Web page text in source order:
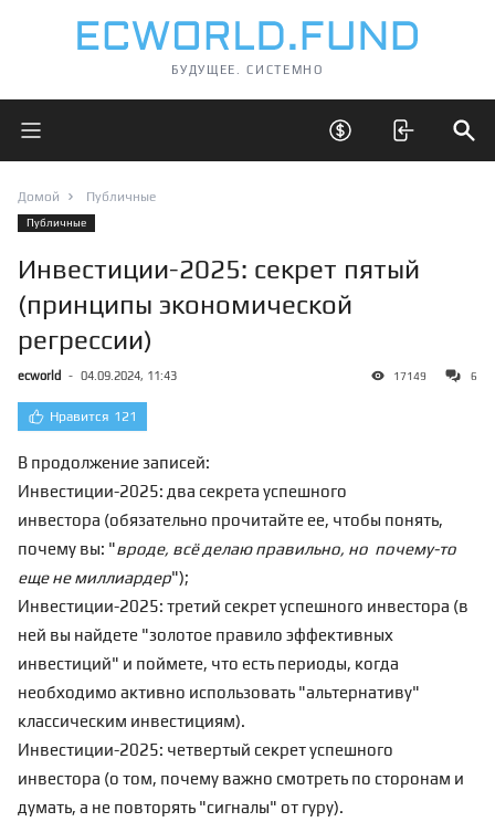
БУДУЩЕЕ. СИСТЕМНО
Открыть главное меню Открыть скрытые
Домой Публичные
Публичные
Инвестиции-2025: секрет пятый
(принципы экономической
регрессии)
ecworld - 04.09.2024, 11:43 17149 6
Нравится 121
В продолжение записей:
Инвестиции-2025: два секрета успешного
инвестора (обязательно прочитайте ее, чтобы понять,
почему вы: "вроде, всё делаю правильно, но почему-то
еще не миллиардер");
Инвестиции-2025: третий секрет успешного инвестора (в
ней вы найдете "золотое правило эффективных
инвестиций" и поймете, что есть периоды, когда
необходимо активно использовать "альтернативу"
классическим инвестициям).
Инвестиции-2025: четвертый секрет успешного
инвестора (о том, почему важно смотреть по сторонам и
думать, а не повторять "сигналы" от гуру).